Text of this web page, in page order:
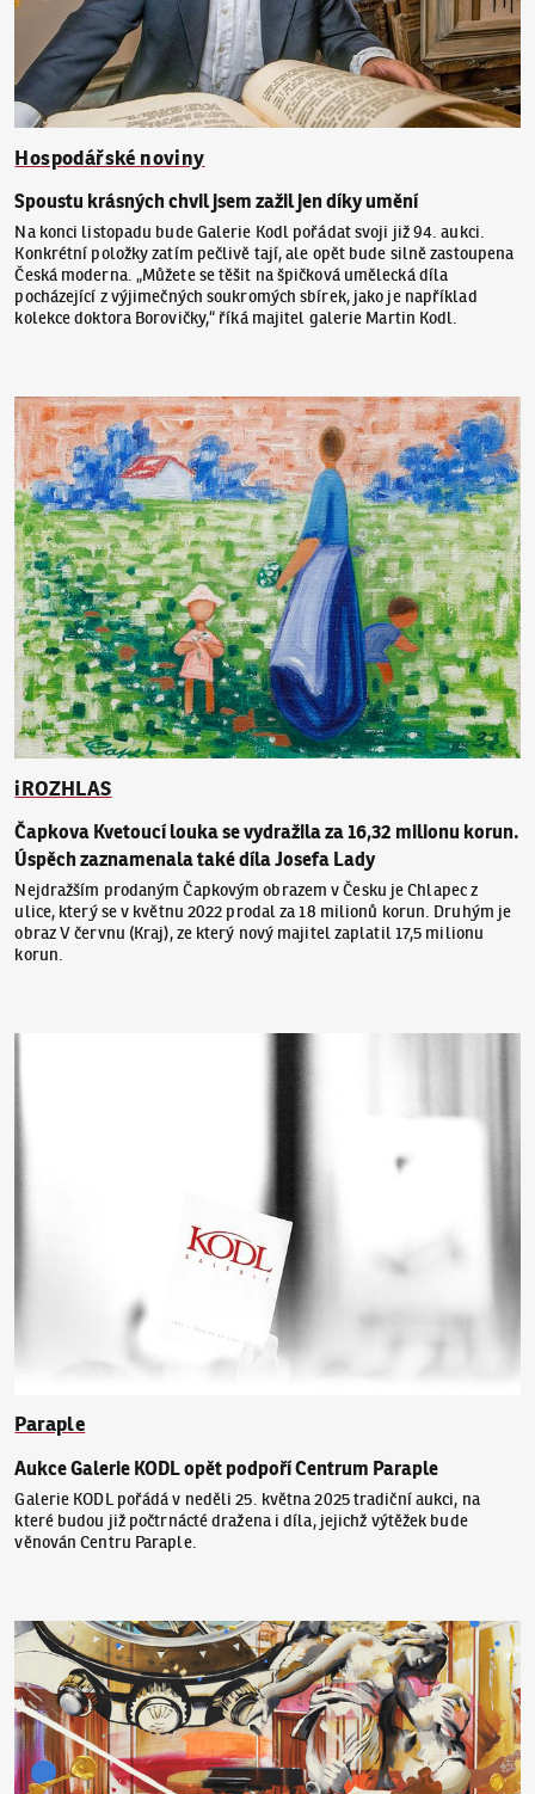
Hospodářské noviny
Spoustu krásných chvil jsem zažil jen díky umění
Na konci listopadu bude Galerie Kodl pořádat svoji již 94. aukci.
Konkrétní položky zatím pečlivě tají, ale opět bude silně zastoupena
Česká moderna. „Můžete se těšit na špičková umělecká díla
pocházející z výjimečných soukromých sbírek, jako je například
kolekce doktora Borovičky,“ říká majitel galerie Martin Kodl.
iROZHLAS
Čapkova Kvetoucí louka se vydražila za 16,32 milionu korun.
Úspěch zaznamenala také díla Josefa Lady
Nejdražším prodaným Čapkovým obrazem v Česku je Chlapec z
ulice, který se v květnu 2022 prodal za 18 milionů korun. Druhým je
obraz V červnu (Kraj), ze který nový majitel zaplatil 17,5 milionu
korun.
Paraple
Aukce Galerie KODL opět podpoří Centrum Paraple
Galerie KODL pořádá v neděli 25. května 2025 tradiční aukci, na
které budou již počtrnácté dražena i díla, jejichž výtěžek bude
věnován Centru Paraple.